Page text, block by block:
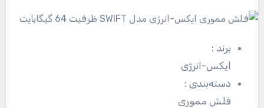
برند:
ایکس-انرژی
دسته‌بندی:
فلش مموری